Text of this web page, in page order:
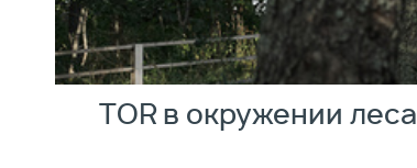
TOR в окружении леса